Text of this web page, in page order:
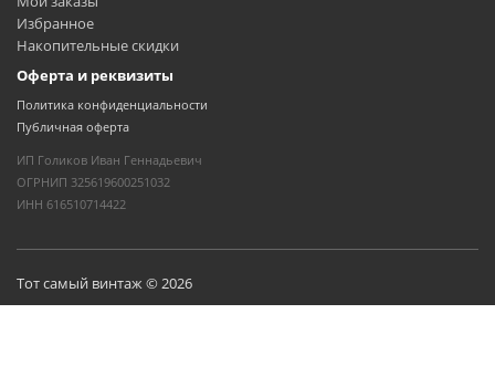
Избранное
Накопительные скидки
Оферта и реквизиты
Политика конфиденциальности
Публичная оферта
ИП Голиков Иван Геннадьевич
ОГРНИП 325619600251032
ИНН 616510714422
Тот самый винтаж © 2026